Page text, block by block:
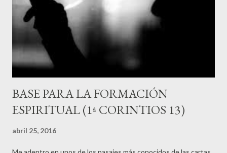
(14:13) Me he movido en una cultura religiosa, donde este
pasajes de Pablo, a menudo ha sido tomado como ...
BASE PARA LA FORMACIÓN
ESPIRITUAL (1ª CORINTIOS 13)
abril 25, 2016